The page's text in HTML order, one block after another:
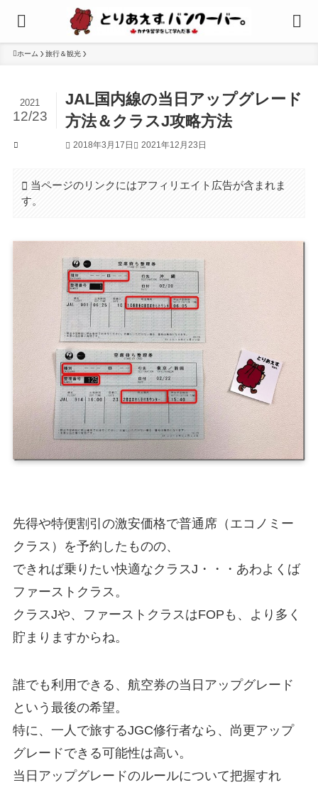
ホーム 旅行＆観光
JAL国内線の当日アップグレード
方法＆クラスJ攻略方法
2021
12/23
2018年3月17日 2021年12月23日
当ページのリンクにはアフィリエイト広告が含まれま
す。
先得や特便割引の激安価格で普通席（エコノミー
クラス）を予約したものの、
できれば乗りたい快適なクラスJ・・・あわよくば
ファーストクラス。
クラスJや、ファーストクラスはFOPも、より多く
貯まりますからね。
誰でも利用できる、航空券の当日アップグレード
という最後の希望。
特に、一人で旅するJGC修行者なら、尚更アップ
グレードできる可能性は高い。
当日アップグレードのルールについて把握すれ